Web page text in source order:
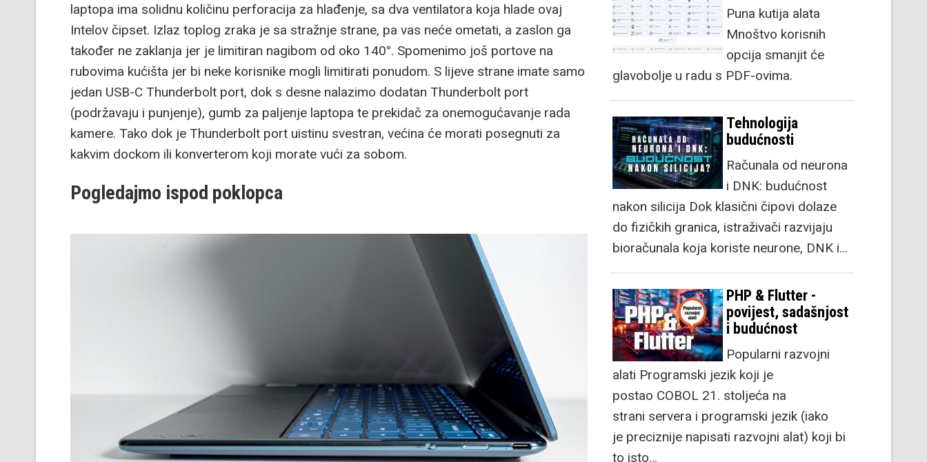
laptopa ima solidnu količinu perforacija za hlađenje, sa dva ventilatora koja hlade ovaj
Intelov čipset. Izlaz toplog zraka je sa stražnje strane, pa vas neće ometati, a zaslon ga
također ne zaklanja jer je limitiran nagibom od oko 140°. Spomenimo još portove na
rubovima kućišta jer bi neke korisnike mogli limitirati ponudom. S lijeve strane imate samo
jedan USB-C Thunderbolt port, dok s desne nalazimo dodatan Thunderbolt port
(podržavaju i punjenje), gumb za paljenje laptopa te prekidač za onemogućavanje rada
kamere. Tako dok je Thunderbolt port uistinu svestran, većina će morati posegnuti za
kakvim dockom ili konverterom koji morate vući za sobom.
Pogledajmo ispod poklopca
Puna kutija alata
Mnoštvo korisnih
opcija smanjit će
glavobolje u radu s PDF-ovima.
Tehnologija
budućnosti
Računala od neurona
i DNK: budućnost
nakon silicija Dok klasični čipovi dolaze
do fizičkih granica, istraživači razvijaju
bioračunala koja koriste neurone, DNK i…
PHP & Flutter -
povijest, sadašnjost
i budućnost
Popularni razvojni
alati Programski jezik koji je
postao COBOL 21. stoljeća na
strani servera i programski jezik (iako
je preciznije napisati razvojni alat) koji bi
to isto…